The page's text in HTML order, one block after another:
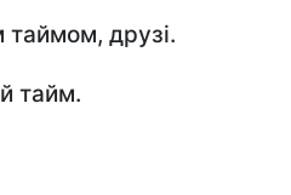
друзі.
тайм.